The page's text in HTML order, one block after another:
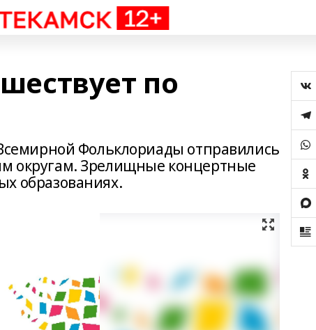
по
Фольклориады отправились
округам. Зрелищные концертные
образованиях.